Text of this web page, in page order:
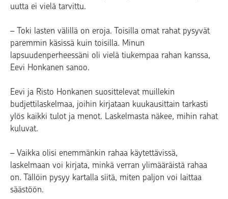
uutta ei vielä tarvittu.
– Toki lasten välillä on eroja. Toisilla omat rahat pysyvät
paremmin käsissä kuin toisilla. Minun
lapsuudenperheessäni oli vielä tiukempaa rahan kanssa,
Eevi Honkanen sanoo.
Eevi ja Risto Honkanen suosittelevat muillekin
budjettilaskelmaa, joihin kirjataan kuukausittain tarkasti
ylös kaikki tulot ja menot. Laskelmasta näkee, mihin rahat
kuluvat.
– Vaikka olisi enemmänkin rahaa käytettävissä,
laskelmaan voi kirjata, minkä verran ylimääräistä rahaa
on. Tällöin pysyy kartalla siitä, miten paljon voi laittaa
säästöön.